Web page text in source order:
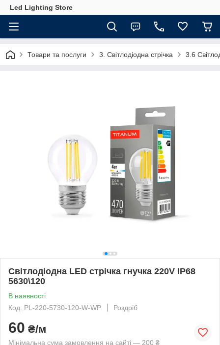
Led Lighting Store
Товари та послуги 3. Світлодіодна стрічка 3.6
Світлодіодна LED стрічка гнучка 220V IP68
5630\120
В наявності
Код: PL-220-5730-120-W-WP
Роздріб
60 ₴/м
Мінімальна сума замовлення на сайті — 200 ₴